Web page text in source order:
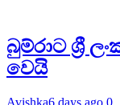
බුම්රාට ශ්‍රී
වෙයි
Avishka6 days ago 0